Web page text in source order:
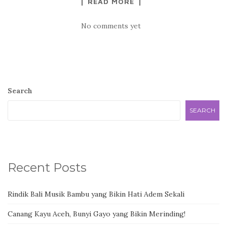
No comments yet
Search
SEARCH
Recent Posts
Rindik Bali Musik Bambu yang Bikin Hati Adem Sekali
Canang Kayu Aceh, Bunyi Gayo yang Bikin Merinding!